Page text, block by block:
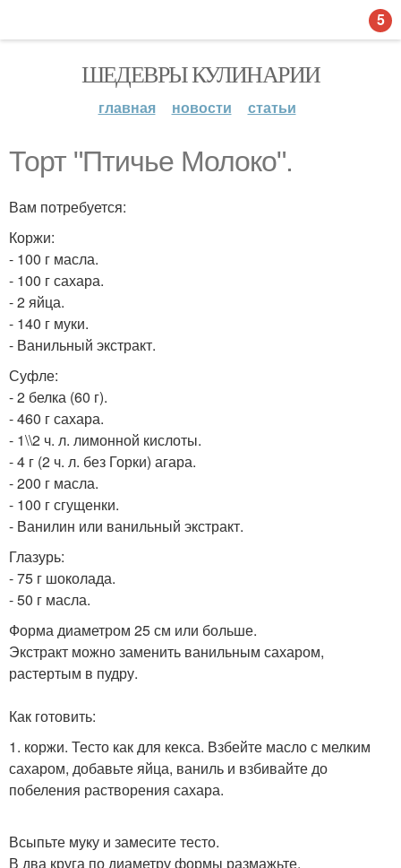
ШЕДЕВРЫ КУЛИНАРИИ
главная новости статьи
Торт "Птичье Молоко".
Вам потребуется:
Коржи:
- 100 г масла.
- 100 г сахара.
- 2 яйца.
- 140 г муки.
- Ванильный экстракт.
Суфле:
- 2 белка (60 г).
- 460 г сахара.
- 1\\2 ч. л. лимонной кислоты.
- 4 г (2 ч. л. без Горки) агара.
- 200 г масла.
- 100 г сгущенки.
- Ванилин или ванильный экстракт.
Глазурь:
- 75 г шоколада.
- 50 г масла.
Форма диаметром 25 см или больше.
Экстракт можно заменить ванильным сахаром,
растертым в пудру.
Как готовить:
1. коржи. Тесто как для кекса. Взбейте масло с мелким
сахаром, добавьте яйца, ваниль и взбивайте до
побеления растворения сахара.
Всыпьте муку и замесите тесто.
В два круга по диаметру формы размажьте.
5